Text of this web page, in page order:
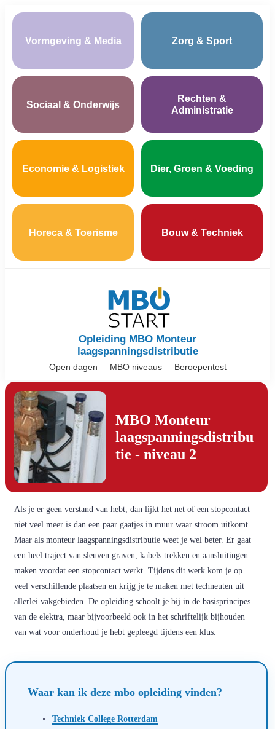
Vormgeving & Media Zorg & Sport
Sociaal & Onderwijs
Rechten &
Administratie
Economie & Logistiek Dier, Groen & Voeding
Horeca & Toerisme Bouw & Techniek
Opleiding MBO Monteur
laagspanningsdistributie
Open dagen MBO niveaus Beroepentest
MBO Monteur
laagspanningsdistribu
tie - niveau 2
Als je er geen verstand van hebt, dan lijkt het net of een stopcontact
niet veel meer is dan een paar gaatjes in muur waar stroom uitkomt.
Maar als monteur laagspanningsdistributie weet je wel beter. Er gaat
een heel traject van sleuven graven, kabels trekken en aansluitingen
maken voordat een stopcontact werkt. Tijdens dit werk kom je op
veel verschillende plaatsen en krijg je te maken met techneuten uit
allerlei vakgebieden. De opleiding schoolt je bij in de basisprincipes
van de elektra, maar bijvoorbeeld ook in het schriftelijk bijhouden
van wat voor onderhoud je hebt gepleegd tijdens een klus.
Waar kan ik deze mbo opleiding vinden?
Techniek College Rotterdam